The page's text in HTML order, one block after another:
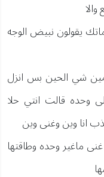
يقولون نبيض الوجه
شي الحين بس انزل
وحده قالت انتي حلا
انا وين وغنى وين
ماغير وحده وطاقتها